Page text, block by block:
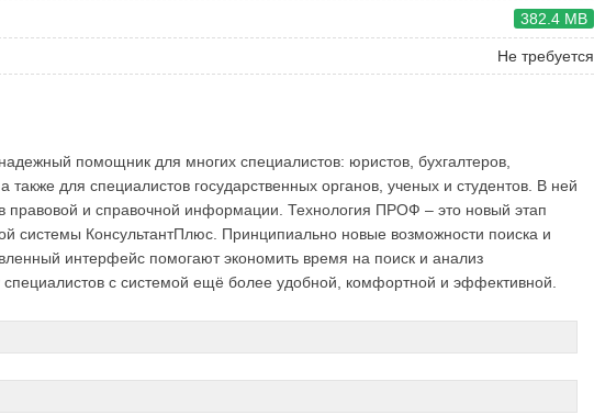
382.4 MB
Не требуется
помощник для многих специалистов: юристов, бухгалтеров,
также для специалистов государственных органов, ученых и студентов. В ней
правовой и справочной информации. Технология ПРОФ – это новый этап
системы КонсультантПлюс. Принципиально новые возможности поиска и
интерфейс помогают экономить время на поиск и анализ
с системой ещё более удобной, комфортной и эффективной.